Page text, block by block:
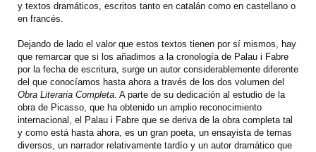
y textos dramáticos, escritos tanto en catalán como en castellano o
en francés.
Dejando de lado el valor que estos textos tienen por sí mismos, hay
que remarcar que si los añadimos a la cronología de Palau i Fabre
por la fecha de escritura, surge un autor considerablemente diferente
del que conocíamos hasta ahora a través de los dos volumen del
Obra Literaria Completa. A parte de su dedicación al estudio de la
obra de Picasso, que ha obtenido un amplio reconocimiento
internacional, el Palau i Fabre que se deriva de la obra completa tal
y como está hasta ahora, es un gran poeta, un ensayista de temas
diversos, un narrador relativamente tardío y un autor dramático que